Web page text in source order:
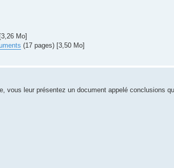
Mo]
(17 pages) [3,50 Mo]
vous leur présentez un document appelé conclusions